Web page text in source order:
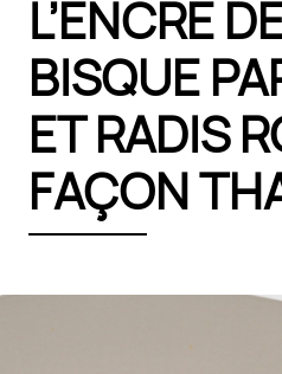
L’ENCRE
BISQUE
ET RADIS
FAÇON